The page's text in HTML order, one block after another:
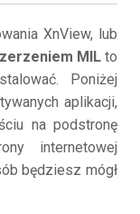
XnView, lub
MIL to
Poniżej
aplikacji,
na podstronę
internetowej
będziesz mógł